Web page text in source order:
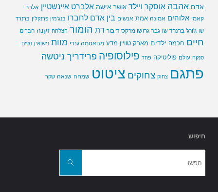
אדם אהבה אוסקר ויילד אושר אישה אלברט איינשטיין אלבר
קאמי אלוהים אמונה אמת אנשים בין אדם לחברו בנג'מין פרנקלין ברנרד
שו ג'ורג' ברנרד שו גבר גרושו מרקס דיבור דת הומור הצלחה זקנה חברים
חיים חכמה ילדים מארק טוויין מדע מהאטמה גנדי מוות נישואין נשים
סנקה עולם פוליטיקה פחד פילוסופיה פרידריך ניטשה
פתגם צחוק צחוקים ציטוט שמחה שנאה שקר
חיפוש
חפשו